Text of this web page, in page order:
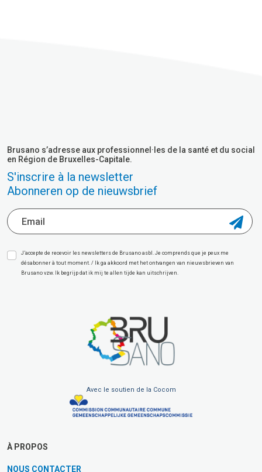
Brusano s’adresse aux professionnel·les de la santé et du social
en Région de Bruxelles-Capitale.
S'inscrire à la newsletter
Abonneren op de nieuwsbrief
J’accepte de recevoir les newsletters de Brusano asbl. Je comprends que je peux me
désabonner à tout moment. / Ik ga akkoord met het ontvangen van nieuwsbrieven van
Brusano vzw. Ik begrijp dat ik mij te allen tijde kan uitschrijven.
Avec le soutien de la Cocom
À PROPOS
NOUS CONTACTER